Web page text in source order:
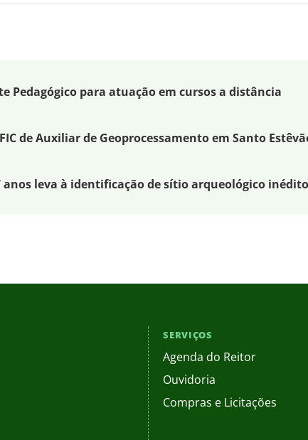
Pedagógico para atuação em cursos a distância
de Auxiliar de Geoprocessamento em Santo
leva à identificação de sítio arqueológico
SERVIÇOS
Agenda do Reitor
Ouvidoria
Compras e Licitações